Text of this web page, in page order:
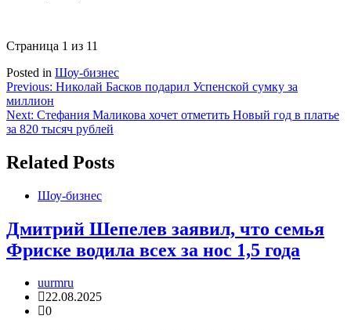
Страница 1 из 11
Posted in Шоу-бизнес
Навигация
по
записям
Previous: Николай Басков подарил Успенской сумку за
миллион
Next: Стефания Маликова хочет отметить Новый год в платье
за 820 тысяч рублей
Related Posts
Шоу-бизнес
Дмитрий Шепелев заявил, что семья
Фриске водила всех за нос 1,5 года
uurmru
22.08.2025
0